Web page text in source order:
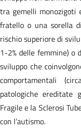
tra gemelli monozigoti
fratello o una sorella
rischio superiore di
1-2% delle femmine)
sviluppo che
comportamentali
patologiche ereditate
Fragile e la Sclerosi
con l’autismo.